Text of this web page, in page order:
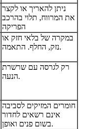
ניתן להאריך או לקצר
את המרווח, תלוי בהרכב
הפריקה
במקרה של בלאי חזק או
נזק, החלף. התאמה.
רק לגרסה עם שרשרת
הנעה.
חומרים המזיקים לסביבה
אינם רשאים לחדור
בשום פנים ואופן.